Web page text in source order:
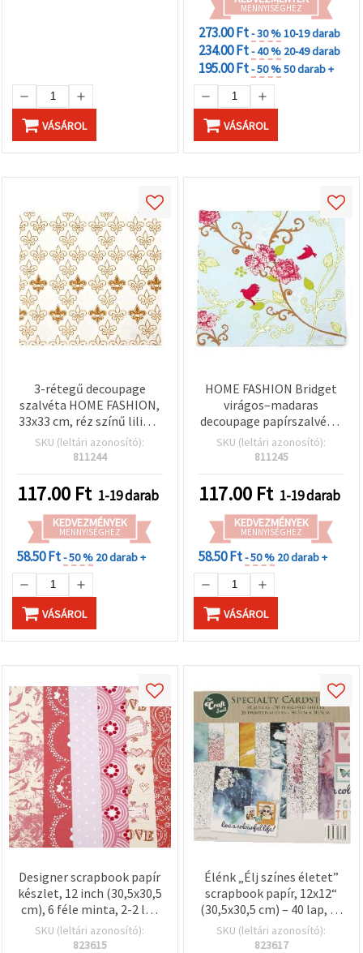
VÁSÁROL
MENNYISÉGHEZ
273.00 Ft- 30 %10-19 darab
234.00 Ft- 40 % 20-49 darab
195.00 Ft- 50 %50 darab +
VÁSÁROL
3-rétegű decoupage
szalvéta HOME FASHION,
33x33 cm, réz színű liliom
– 1 db
SKU (leltári azonosító):
811244
117.00 Ft 1-19 darab
KEDVEZMÉNYEK
MENNYISÉGHEZ
58.50 Ft- 50 % 20 darab +
VÁSÁROL
HOME FASHION Bridget
virágos–madaras
decoupage papírszalvéta,
33×33 cm, 3 rétegű,
többszínű, 1 db –
scrapbookinghoz, mixed
media és DIY kreatív
hobbihoz
SKU (leltári azonosító):
811245
117.00 Ft 1-19 darab
KEDVEZMÉNYEK
MENNYISÉGHEZ
58.50 Ft- 50 % 20 darab +
VÁSÁROL
Designer scrapbook papír
készlet, 12 inch (30,5x30,5
cm), 6 féle minta, 2-2 lap
(vegyes)
SKU (leltári azonosító):
823615
Élénk „Élj színes életet”
scrapbook papír, 12x12“
(30,5x30,5 cm) – 40 lap, 20
egyedi, vegyes, többszínű
minták (nyomtatott és
SKU (leltári azonosító):
823617